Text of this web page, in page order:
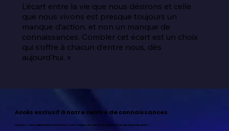
L’écart entre la vie que nous désirons et celle
que nous vivons est presque toujours un
manque d’action, et non un manque de
connaissances. Combler cet écart est un choix
qui s’offre à chacun d’entre nous, dès
aujourd’hui. »
Accès exclusif à notre centre de connaissances
Abonnez-vous maintenant et commencez votre voyage vers une vie plus heureuse et plus épanouissante !